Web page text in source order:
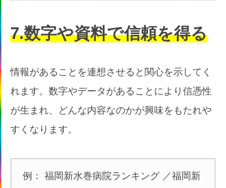
7.数字や資料で信頼を得る
情報があることを連想させると関心を示してく
れます。数字やデータがあることにより信憑性
が生まれ、どんな内容なのかが興味をもたれや
すくなります。
例： 福岡新水巻病院ランキング ／福岡新